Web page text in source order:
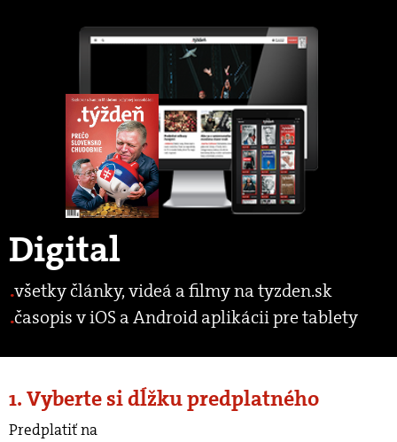
Digital
všetky články, videá a filmy na tyzden.sk
časopis v iOS a Android aplikácii pre tablety
1. Vyberte si dĺžku predplatného
Predplatiť na